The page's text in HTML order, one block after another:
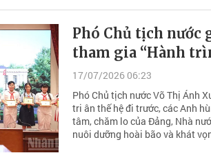
Phó Chủ tịch nước
tham gia “Hành
17/07/2026 06:23
Phó Chủ tịch nước Võ Thị Ánh
tri ân thế hệ đi trước, các Anh
tâm, chăm lo của Đảng, Nhà
nuôi dưỡng hoài bão và khát